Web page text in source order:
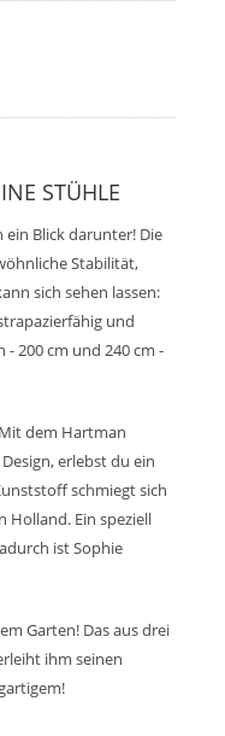
STÜHLE
ein Blick darunter! Die
Stabilität,
sich sehen lassen:
und
- 200 cm und 240 cm -
dem Hartman
erlebst du ein
schmiegt sich
Holland. Ein speziell
ist Sophie
Garten! Das aus drei
ihm seinen